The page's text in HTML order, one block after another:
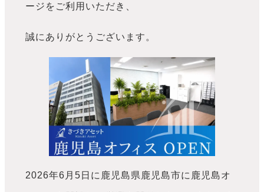
ージをご利用いただき、
誠にありがとうございます。
2026年6月5日に鹿児島県鹿児島市に鹿児島オ